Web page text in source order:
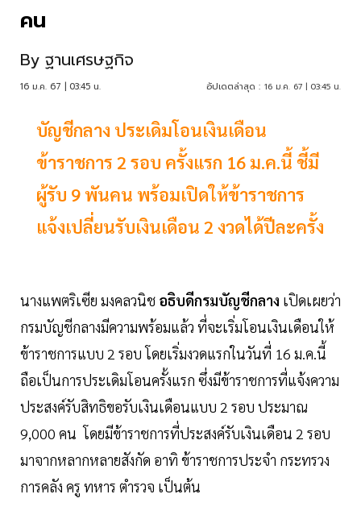
คน
By ฐานเศรษฐกิจ
16 ม.ค. 67 | 03:45 น. อัปเดตล่าสุด : 16 ม.ค. 67 | 03:45 น.
บัญชีกลาง ประเดิมโอนเงินเดือน
ข้าราชการ 2 รอบ ครั้งแรก 16 ม.ค.นี้ ชี้มี
ผู้รับ 9 พันคน พร้อมเปิดให้ข้าราชการ
แจ้งเปลี่ยนรับเงินเดือน 2 งวดได้ปีละครั้ง
นางแพตริเซีย มงคลวนิช อธิบดีกรมบัญชีกลาง เปิดเผยว่า
กรมบัญชีกลางมีความพร้อมแล้ว ที่จะเริ่มโอนเงินเดือนให้
ข้าราชการแบบ 2 รอบ โดยเริ่มงวดแรกในวันที่ 16 ม.ค.นี้
ถือเป็นการประเดิมโอนครั้งแรก ซึ่งมีข้าราชการที่แจ้งความ
ประสงค์รับสิทธิขอรับเงินเดือนแบบ 2 รอบ ประมาณ
9,000 คน โดยมีข้าราชการที่ประสงค์รับเงินเดือน 2 รอบ
มาจากหลากหลายสังกัด อาทิ ข้าราชการประจำ กระทรวง
การคลัง ครู ทหาร ตำรวจ เป็นต้น